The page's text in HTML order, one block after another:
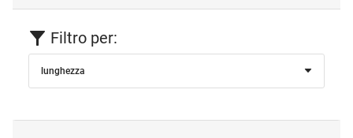
Filtro per:
lunghezza